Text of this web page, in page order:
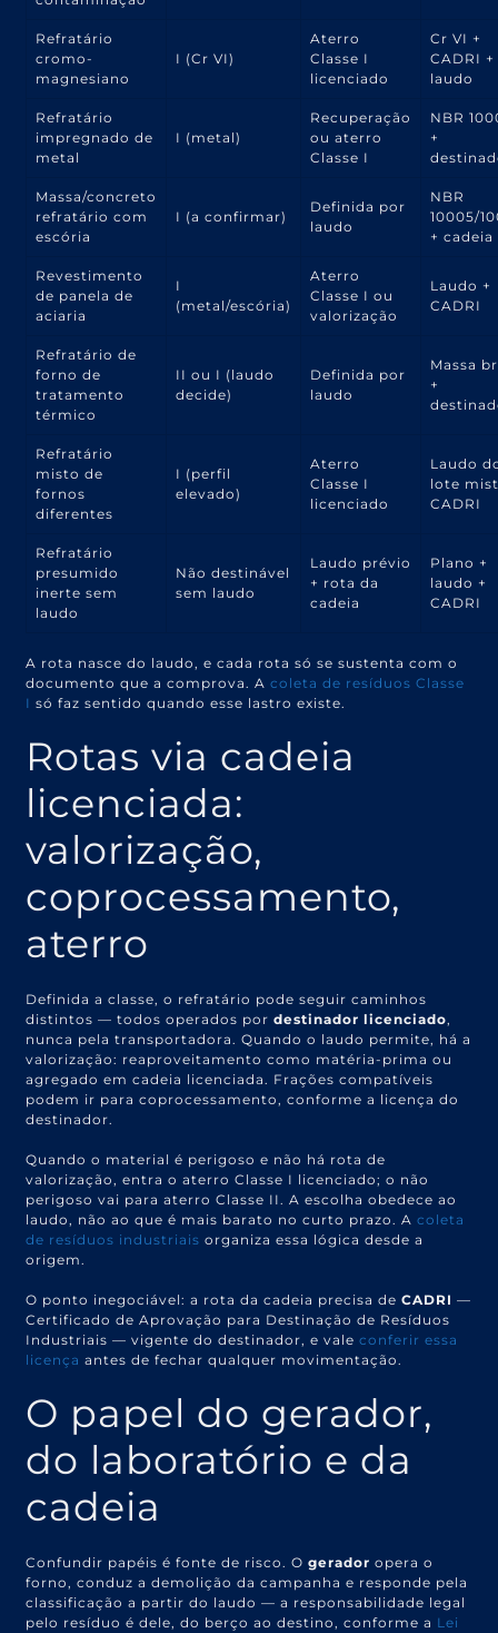
Refratário
cromo-
magnesiano
I (Cr VI)
Aterro
Classe I
licenciado
Cr VI +
CADRI +
laudo
Refratário
impregnado de
metal
I (metal)
Recuperação
ou aterro
Classe I
NBR
+
Massa/concreto
refratário com
escória
I (a confirmar)
Definida por
laudo
NBR
10005/
+ cadeia
Revestimento
de panela de
aciaria
I
(metal/escória)
Aterro
Classe I ou
valorização
Laudo +
CADRI
Refratário de
forno de
tratamento
térmico
II ou I (laudo
decide)
Definida por
laudo
Massa
+
Refratário
misto de
fornos
diferentes
I (perfil
elevado)
Aterro
Classe I
licenciado
Laudo
lote
CADRI
Refratário
presumido
inerte sem
laudo
Não destinável
sem laudo
Laudo prévio
+ rota da
cadeia
Plano +
laudo +
CADRI
A rota nasce do laudo, e cada rota só se sustenta com o
documento que a comprova. Acoleta de resíduos Classe
I só faz sentido quando esse lastro existe.
Rotas via cadeia
licenciada:
valorização,
coprocessamento,
aterro
Definida a classe, o refratário pode seguir caminhos
distintos — todos operados pordestinador licenciado,
nunca pela transportadora. Quando o laudo permite, há a
valorização: reaproveitamento como matéria-prima ou
agregado em cadeia licenciada. Frações compatíveis
podem ir para coprocessamento, conforme a licença do
destinador.
Quando o material é perigoso e não há rota de
valorização, entra o aterro Classe I licenciado; o não
perigoso vai para aterro Classe II. A escolha obedece ao
laudo, não ao que é mais barato no curto prazo. Acoleta
de resíduos industriais organiza essa lógica desde a
origem.
O ponto inegociável: a rota da cadeia precisa deCADRI —
Certificado de Aprovação para Destinação de Resíduos
Industriais — vigente do destinador, e valeconferir essa
licença antes de fechar qualquer movimentação.
O papel do gerador,
do laboratório e da
cadeia
Confundir papéis é fonte de risco. Ogerador opera o
forno, conduz a demolição da campanha e responde pela
classificação a partir do laudo — a responsabilidade legal
pelo resíduo é dele, do berço ao destino, conforme a Lei